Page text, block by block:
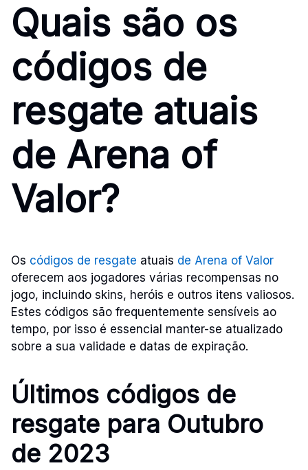
Quais são os
códigos de
resgate atuais
de Arena of
Valor?
Os códigos de resgate atuais de Arena of Valor
oferecem aos jogadores várias recompensas no
jogo, incluindo skins, heróis e outros itens valiosos.
Estes códigos são frequentemente sensíveis ao
tempo, por isso é essencial manter-se atualizado
sobre a sua validade e datas de expiração.
Últimos códigos de
resgate para Outubro
de 2023